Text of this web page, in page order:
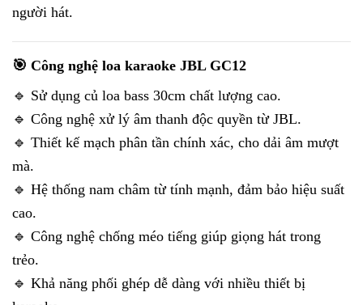
người hát.
🎯 Công nghệ loa karaoke JBL GC12
🔹 Sử dụng củ loa bass 30cm chất lượng cao.
🔹 Công nghệ xử lý âm thanh độc quyền từ JBL.
🔹 Thiết kế mạch phân tần chính xác, cho dải âm mượt
mà.
🔹 Hệ thống nam châm từ tính mạnh, đảm bảo hiệu suất
cao.
🔹 Công nghệ chống méo tiếng giúp giọng hát trong
trẻo.
🔹 Khả năng phối ghép dễ dàng với nhiều thiết bị